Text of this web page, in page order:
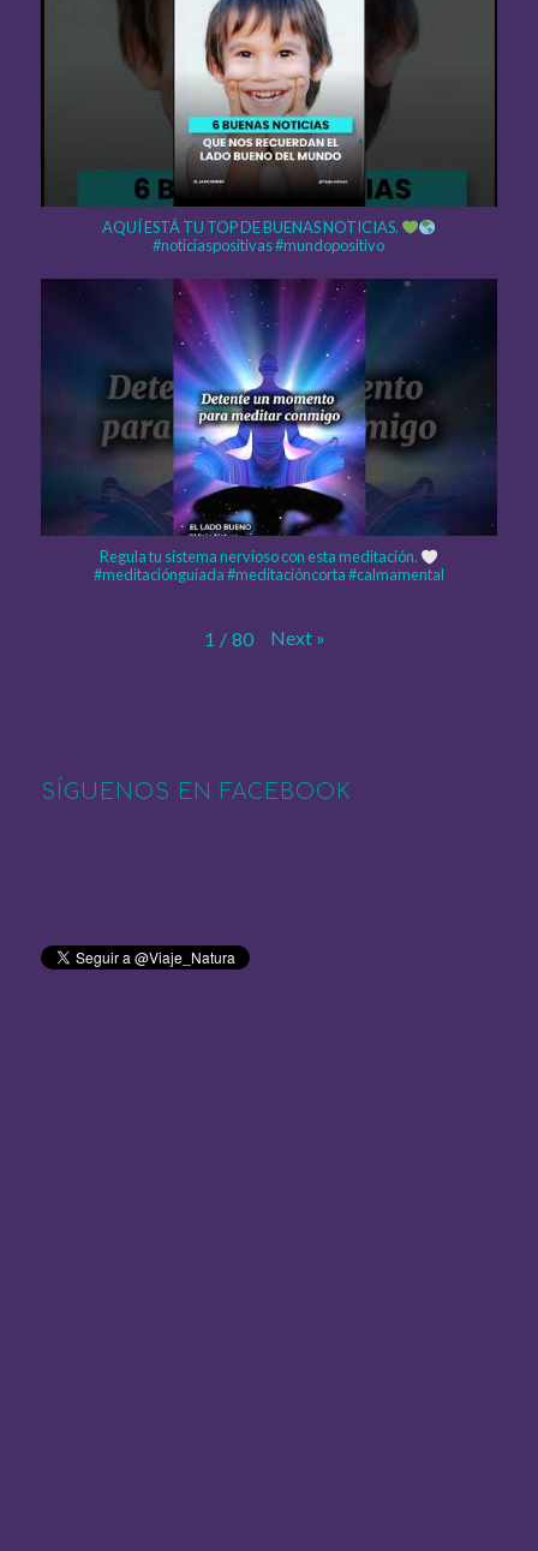
AQUÍ ESTÁ TU TOP DE BUENAS NOTICIAS.
#noticiaspositivas #mundopositivo
Regula tu sistema nervioso con esta meditación.
#meditaciónguiada #meditacióncorta #calmamental
1 / 80 Next »
SÍGUENOS EN FACEBOOK